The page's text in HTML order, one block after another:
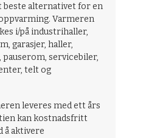
beste alternativet for en
Varmeren
i/på industrihaller,
garasjer, haller,
servicebiler,
telt og
leveres med ett års
kan kostnadsfritt
å aktivere